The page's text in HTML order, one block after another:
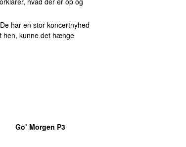
har en stor koncertnyhed
hen, kunne det hænge
Go’ Morgen P3